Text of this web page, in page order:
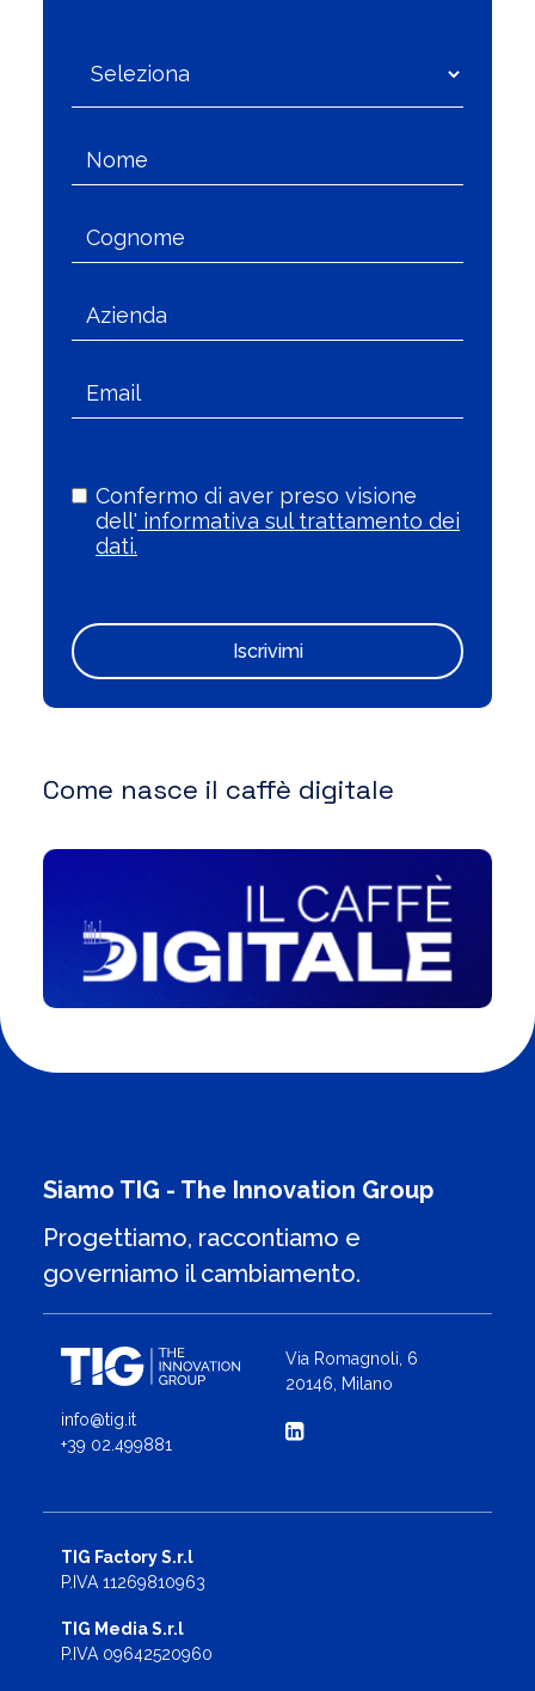
Confermo di aver preso visione
dell' informativa sul trattamento dei
dati.
Iscrivimi
Come nasce il caffè digitale
Siamo TIG - The Innovation Group
Progettiamo, raccontiamo e
governiamo il cambiamento.
info@tig.it
+39 02.499881
Via Romagnoli, 6
20146, Milano
TIG Factory S.r.l
P.IVA 11269810963
TIG Media S.r.l
P.IVA 09642520960